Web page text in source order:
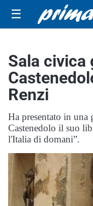
☰
Sala civica
Renzi
Ha presentato in una
Castenedolo il suo
l'Italia di domani”.